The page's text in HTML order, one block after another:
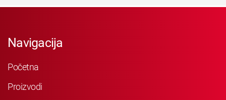
Navigacija
Početna
Proizvodi